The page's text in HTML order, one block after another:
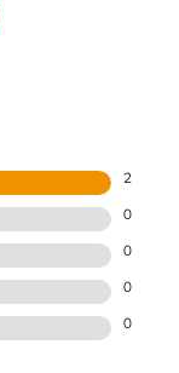
2
0
0
0
0